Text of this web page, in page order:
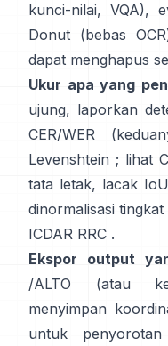
kunci-nilai, VQA),
Donut (bebas
dapat menghapus
Ukur apa yang
ujung, laporkan
CER/WER
Levenshtein ; lihat
tata letak, lacak
dinormalisasi
ICDAR RRC .
Ekspor output
/ALTO
(atau
menyimpan
untuk